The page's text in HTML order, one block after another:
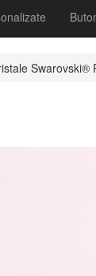
Swarovski®